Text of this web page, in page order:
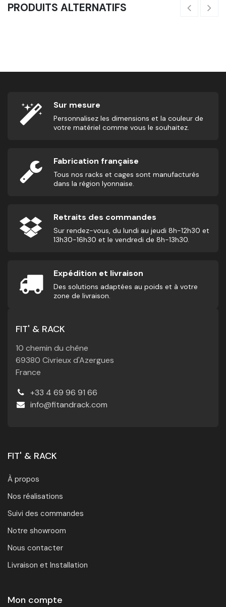
PRODUITS ALTERNATIFS
Sur mesure
Personnalisez les dimensions et la couleur de
votre matériel comme vous le souhaitez.
Fabrication française
Tous nos racks et cages sont manufacturés
dans la région lyonnaise.
Retraits des commandes
Sur rendez-vous, du lundi au jeudi 8h-12h30 et
13h30-16h30 et le vendredi de 8h-13h30.
Expédition et livraison
Des solutions adaptées au poids et à votre
zone de livraison.
FIT' & RACK
10 chemin du chêne
69380 Civrieux d'Azergues
France
+33 4 69 96 91 66
info@fitandrack.com
FIT' & RACK
À propos
Nos réalisations
Suivi des commandes
Notre showroom
Nous contacter
Livraison et Installation
Mon compte